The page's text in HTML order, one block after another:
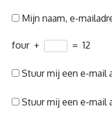
Mijn naam, e-
four + = 12
Stuur mij een e-mail
Stuur mij een e-mail